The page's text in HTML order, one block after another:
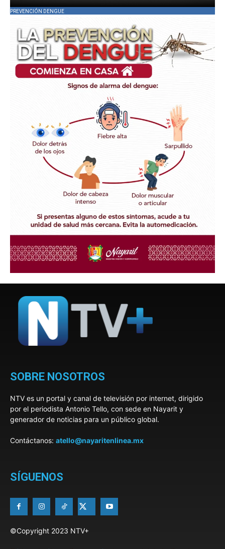
PREVENCIÓN DENGUE
SOBRE NOSOTROS
NTV es un portal y canal de televisión por internet, dirigido
por el periodista Antonio Tello, con sede en Nayarit y
generador de noticias para un público global.
Contáctanos: atello@nayaritenlinea.mx
SÍGUENOS
©Copyright 2023 NTV+